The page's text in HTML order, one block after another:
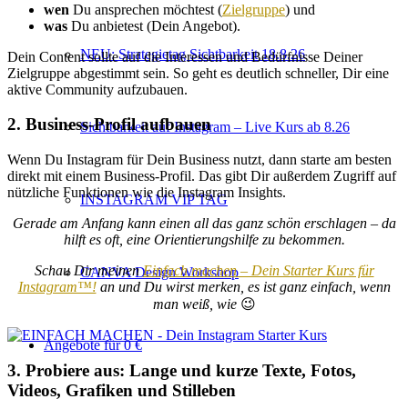
NEU: Strategietag Sichtbarkeit 18.8.26
Sichtbarkeit auf Instagram – Live Kurs ab 8.26
INSTAGRAM VIP TAG
CANVA Design Workshop
Angebote für 0 €
wen Du ansprechen möchtest (Zielgruppe) und
was Du anbietest (Dein Angebot).
Dein Content sollte auf die Interessen und Bedürfnisse Deiner
Zielgruppe abgestimmt sein. So geht es deutlich schneller, Dir eine
aktive Community aufzubauen.
2. Business-Profil aufbauen
Wenn Du Instagram für Dein Business nutzt, dann starte am besten
direkt mit einem Business-Profil. Das gibt Dir außerdem Zugriff auf
nützliche Funktionen wie die Instagram Insights.
Gerade am Anfang kann einen all das ganz schön erschlagen – da
hilft es oft, eine Orientierungshilfe zu bekommen.
Schau Dir meinenEinfach machen – Dein Starter Kurs für
Instagram™!an und Du wirst merken, es ist ganz einfach, wenn
man weiß, wie 😉
3. Probiere aus: Lange und kurze Texte, Fotos,
Videos, Grafiken und Stilleben